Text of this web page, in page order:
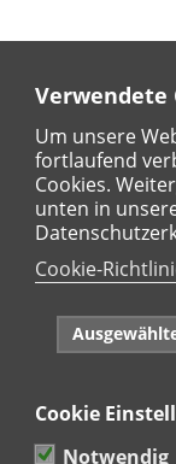
Verwendete
Um unsere
fortlaufend
Cookies.
unten in
Cookie-
Cookie
Notwendig
Entdeckertouren
Regional
Naturpark
56564